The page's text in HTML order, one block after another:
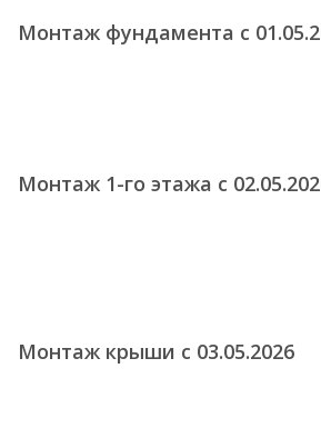
Монтаж фундамента с
Монтаж 1-го этажа с
Монтаж крыши с 03.05.2026